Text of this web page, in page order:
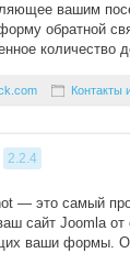
вашим
обратной
количество
Контакты
2.2.4
— это самый
сайт Joomla от
ваши формы.